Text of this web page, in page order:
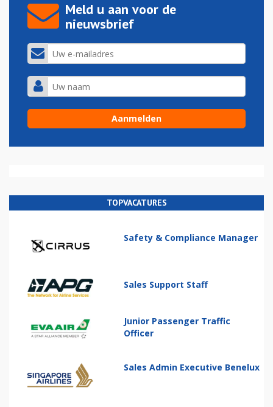
Meld u aan voor de
nieuwsbrief
TOPVACATURES
Safety & Compliance Manager
Sales Support Staff
Junior Passenger Traffic
Officer
Sales Admin Executive Benelux